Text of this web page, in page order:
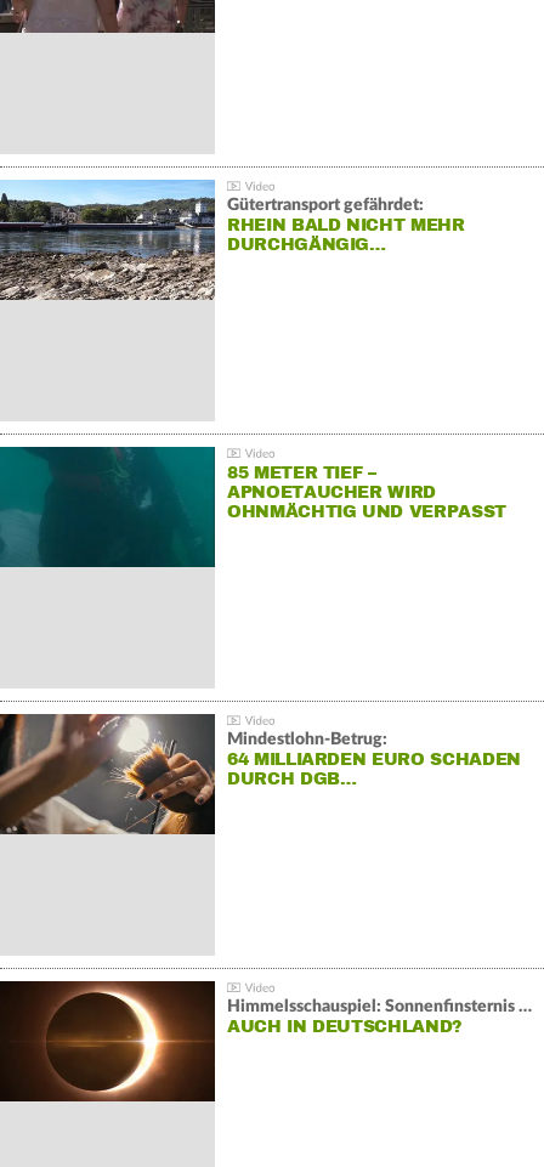
Gütertransport gefährdet:
RHEIN BALD NICHT MEHR
DURCHGÄNGIG…
85 METER TIEF –
APNOETAUCHER WIRD
OHNMÄCHTIG UND VERPASST
Mindestlohn-Betrug:
64 MILLIARDEN EURO SCHADEN
DURCH DGB…
Himmelsschauspiel: Sonnenfinsternis über Spanien
AUCH IN DEUTSCHLAND?